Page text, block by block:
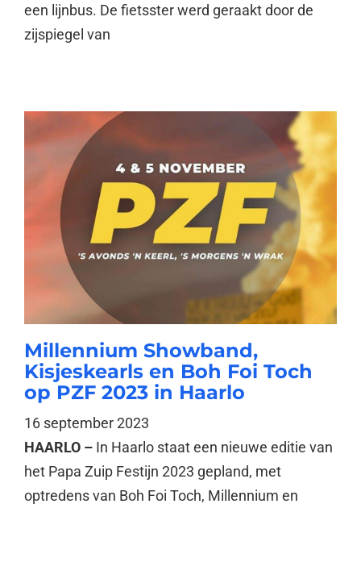
een lijnbus. De fietsster werd geraakt door de
zijspiegel van
Millennium Showband,
Kisjeskearls en Boh Foi Toch
op PZF 2023 in Haarlo
16 september 2023
HAARLO – In Haarlo staat een nieuwe editie van
het Papa Zuip Festijn 2023 gepland, met
optredens van Boh Foi Toch, Millennium en